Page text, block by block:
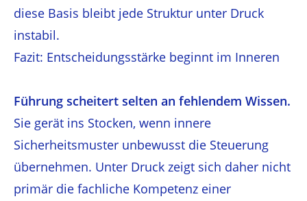
diese Basis bleibt jede Struktur unter Druck
instabil.
Fazit: Entscheidungsstärke beginnt im Inneren
Führung scheitert selten an fehlendem Wissen.
Sie gerät ins Stocken, wenn innere
Sicherheitsmuster unbewusst die Steuerung
übernehmen. Unter Druck zeigt sich daher nicht
primär die fachliche Kompetenz einer